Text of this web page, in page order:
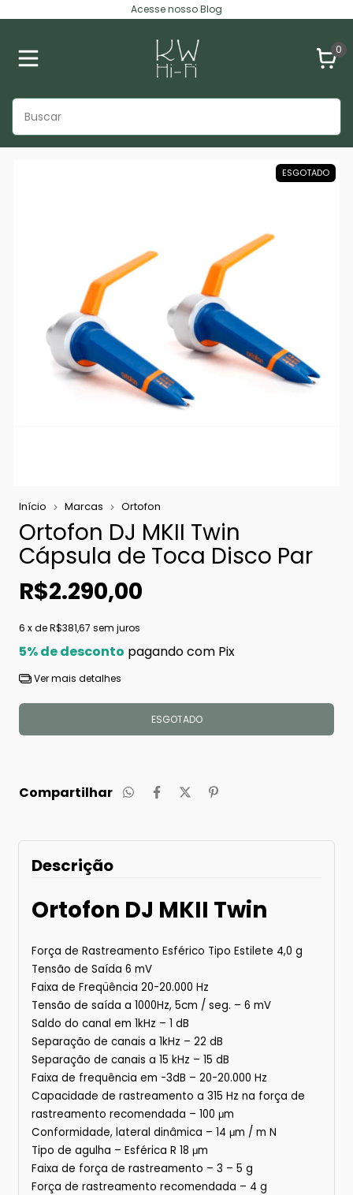
Acesse nosso Blog
0
ESGOTADO
Início Marcas Ortofon
Ortofon DJ MKII Twin
Cápsula de Toca Disco Par
R$2.290,00
6 x deR$381,67 sem juros
5% de desconto pagando com Pix
Ver mais detalhes
Compartilhar
Descrição
Ortofon DJ MKII Twin
Força de Rastreamento Esférico Tipo Estilete 4,0 g
Tensão de Saída 6 mV
Faixa de Freqüência 20-20.000 Hz
Tensão de saída a 1000Hz, 5cm / seg. – 6 mV
Saldo do canal em 1kHz – 1 dB
Separação de canais a 1kHz – 22 dB
Separação de canais a 15 kHz – 15 dB
Faixa de frequência em -3dB – 20-20.000 Hz
Capacidade de rastreamento a 315 Hz na força de
rastreamento recomendada – 100 μm
Conformidade, lateral dinâmica – 14 μm / m N
Tipo de agulha – Esférica R 18 μm
Faixa de força de rastreamento – 3 – 5 g
Força de rastreamento recomendada – 4 g